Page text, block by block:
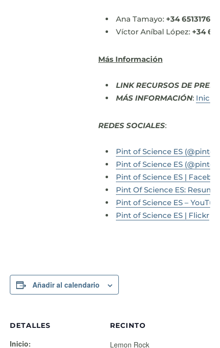
Ana Tamayo: +34 651317645
Víctor Aníbal López: +34
Más Información
LINK RECURSOS DE
MÁS INFORMACIÓN: Inicio
REDES SOCIALES:
Pint of Science ES
Pint of Science ES
Pint of Science ES |
Pint Of Science ES:
Pint of Science ES –
Pint of Science ES | Flickr
Añadir al calendario
DETALLES
Inicio:
RECINTO
Lemon Rock